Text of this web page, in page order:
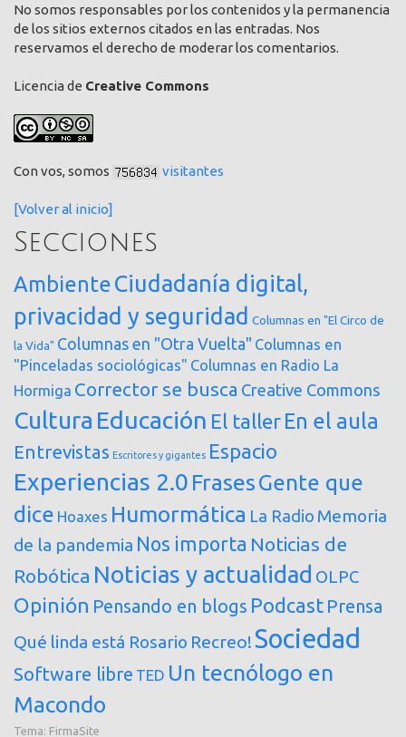
No somos responsables por los contenidos y la permanencia
de los sitios externos citados en las entradas. Nos
reservamos el derecho de moderar los comentarios.
Licencia de Creative Commons
Con vos, somos visitantes
[Volver al inicio]
Secciones
AmbienteCiudadanía digital,
privacidad y seguridad Columnas en "El Circo de
la Vida" Columnas en "Otra Vuelta" Columnas en
"Pinceladas sociológicas" Columnas en Radio La
Hormiga Corrector se busca Creative Commons
Cultura Educación El taller En el aula
Entrevistas Escritores y gigantes Espacio
Experiencias 2.0 FrasesGente que
dice Hoaxes Humormática La Radio Memoria
de la pandemia Nos importa Noticias de
Robótica Noticias y actualidad OLPC
Opinión Pensando en blogs Podcast Prensa
Qué linda está Rosario Recreo!Sociedad
Software libre TED Un tecnólogo en
Macondo
Tema: FirmaSite